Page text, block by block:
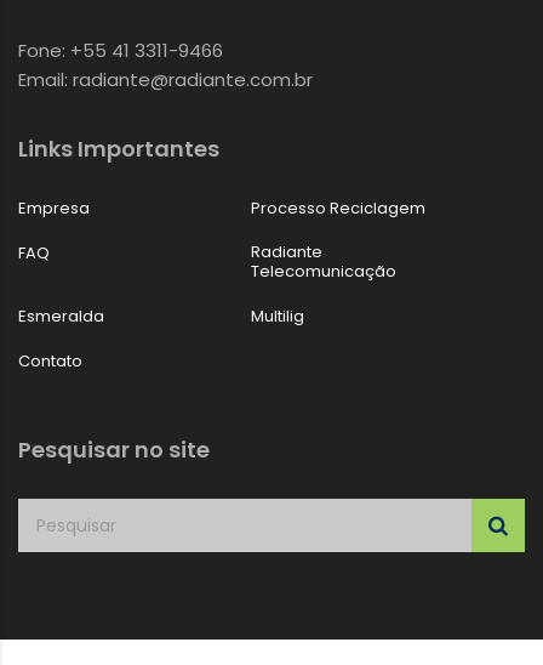
Fone: +55 41 3311-9466
Email: radiante@radiante.com.br
Links Importantes
Empresa
Processo Reciclagem
FAQ
Radiante
Telecomunicação
Esmeralda
Multilig
Contato
Pesquisar no site